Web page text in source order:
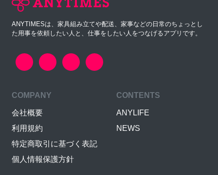
ANYTIMESは、家具組み立てや配送、家事などの日常のちょっとし
た用事を依頼したい人と、仕事をしたい人をつなげるアプリです。
COMPANY
会社概要
利用規約
特定商取引に基づく表記
個人情報保護方針
CONTENTS
ANYLIFE
NEWS